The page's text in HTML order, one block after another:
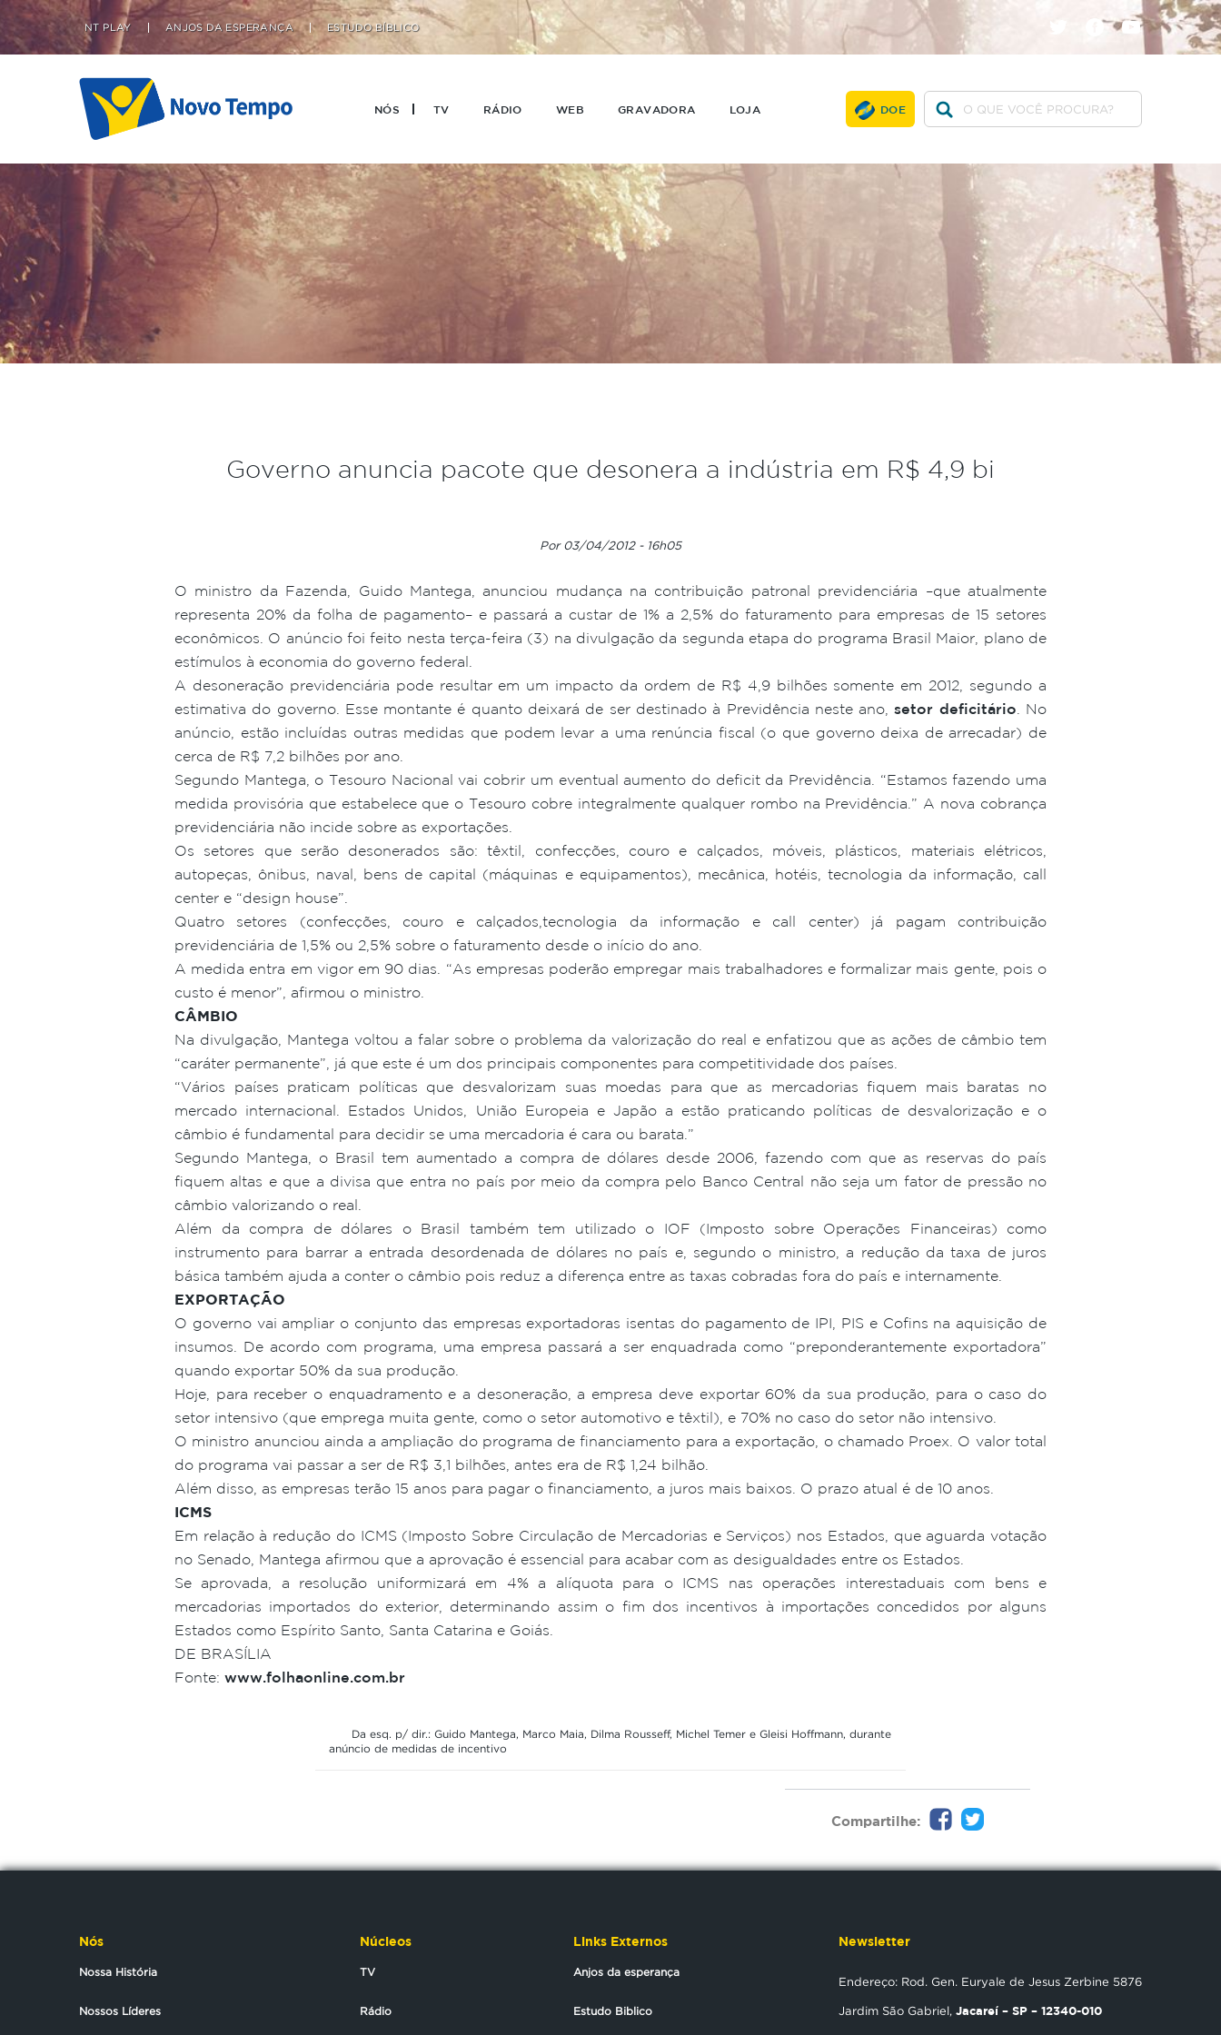
NÓS TV RÁDIO WEB
NT PLAY ANJOS DA ESPERANÇA ESTUDO BÍBLICO
GRAVADORA LOJA DOE
facebookyoutube
Governo anuncia pacote que desonera a indústria em R$ 4,9 bi
Por 03/04/2012 - 16h05
O ministro da Fazenda, Guido Mantega, anunciou mudança na contribuição patronal previdenciária –que atualmente
representa 20% da folha de pagamento– e passará a custar de 1% a 2,5% do faturamento para empresas de 15 setores
econômicos. O anúncio foi feito nesta terça-feira (3) na divulgação da segunda etapa do programa Brasil Maior, plano de
estímulos à economia do governo federal.
A desoneração previdenciária pode resultar em um impacto da ordem de R$ 4,9 bilhões somente em 2012, segundo a
estimativa do governo. Esse montante é quanto deixará de ser destinado à Previdência neste ano,setor deficitário . No
anúncio, estão incluídas outras medidas que podem levar a uma renúncia fiscal (o que governo deixa de arrecadar) de
cerca de R$ 7,2 bilhões por ano.
Segundo Mantega, o Tesouro Nacional vai cobrir um eventual aumento do deficit da Previdência. “Estamos fazendo uma
medida provisória que estabelece que o Tesouro cobre integralmente qualquer rombo na Previdência.” A nova cobrança
previdenciária não incide sobre as exportações.
Os setores que serão desonerados são: têxtil, confecções, couro e calçados, móveis, plásticos, materiais elétricos,
autopeças, ônibus, naval, bens de capital (máquinas e equipamentos), mecânica, hotéis, tecnologia da informação, call
center e “design house”.
Quatro setores (confecções, couro e calçados,tecnologia da informação e call center) já pagam contribuição
previdenciária de 1,5% ou 2,5% sobre o faturamento desde o início do ano.
A medida entra em vigor em 90 dias. “As empresas poderão empregar mais trabalhadores e formalizar mais gente, pois o
custo é menor”, afirmou o ministro.
CÂMBIO
Na divulgação, Mantega voltou a falar sobre o problema da valorização do real e enfatizou que as ações de câmbio tem
“caráter permanente”, já que este é um dos principais componentes para competitividade dos países.
“Vários países praticam políticas que desvalorizam suas moedas para que as mercadorias fiquem mais baratas no
mercado internacional. Estados Unidos, União Europeia e Japão a estão praticando políticas de desvalorização e o
câmbio é fundamental para decidir se uma mercadoria é cara ou barata.”
Segundo Mantega, o Brasil tem aumentado a compra de dólares desde 2006, fazendo com que as reservas do país
fiquem altas e que a divisa que entra no país por meio da compra pelo Banco Central não seja um fator de pressão no
câmbio valorizando o real.
Além da compra de dólares o Brasil também tem utilizado o IOF (Imposto sobre Operações Financeiras) como
instrumento para barrar a entrada desordenada de dólares no país e, segundo o ministro, a redução da taxa de juros
básica também ajuda a conter o câmbio pois reduz a diferença entre as taxas cobradas fora do país e internamente.
EXPORTAÇÃO
O governo vai ampliar o conjunto das empresas exportadoras isentas do pagamento de IPI, PIS e Cofins na aquisição de
insumos. De acordo com programa, uma empresa passará a ser enquadrada como “preponderantemente exportadora”
quando exportar 50% da sua produção.
Hoje, para receber o enquadramento e a desoneração, a empresa deve exportar 60% da sua produção, para o caso do
setor intensivo (que emprega muita gente, como o setor automotivo e têxtil), e 70% no caso do setor não intensivo.
O ministro anunciou ainda a ampliação do programa de financiamento para a exportação, o chamado Proex. O valor total
do programa vai passar a ser de R$ 3,1 bilhões, antes era de R$ 1,24 bilhão.
Além disso, as empresas terão 15 anos para pagar o financiamento, a juros mais baixos. O prazo atual é de 10 anos.
ICMS
Em relação à redução do ICMS (Imposto Sobre Circulação de Mercadorias e Serviços) nos Estados, que aguarda votação
no Senado, Mantega afirmou que a aprovação é essencial para acabar com as desigualdades entre os Estados.
Se aprovada, a resolução uniformizará em 4% a alíquota para o ICMS nas operações interestaduais com bens e
mercadorias importados do exterior, determinando assim o fim dos incentivos à importações concedidos por alguns
Estados como Espírito Santo, Santa Catarina e Goiás.
DE BRASÍLIA
Fonte: www.folhaonline.com.br
Da esq. p/ dir.: Guido Mantega, Marco Maia, Dilma Rousseff, Michel Temer e Gleisi Hoffmann, durante
anúncio de medidas de incentivo
Compartilhe:
Nós
Nossa História
Nossos Líderes
Núcleos
TV
Rádio
Links Externos
Anjos da esperança
Estudo Biblico
Newsletter
Endereço: Rod. Gen. Euryale de Jesus Zerbine 5876
Jardim São Gabriel, Jacareí – SP – 12340-010